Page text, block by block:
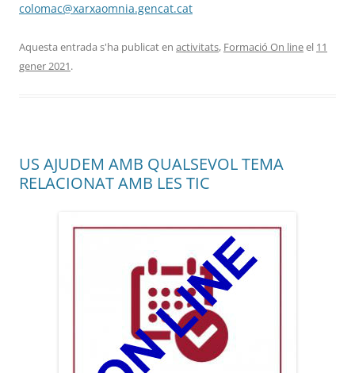
colomac@xarxaomnia.gencat.cat
Aquesta entrada s'ha publicat en activitats, Formació On lineel 11
gener 2021.
US AJUDEM AMB QUALSEVOL TEMA
RELACIONAT AMB LES TIC